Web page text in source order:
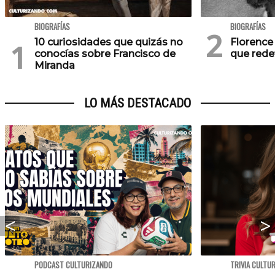
BIOGRAFÍAS
10 curiosidades que quizás no
conocías sobre Francisco de
Miranda
BIOGRAFÍAS
que
LO MÁS DESTACADO
PODCAST CULTURIZANDO TRIVIA